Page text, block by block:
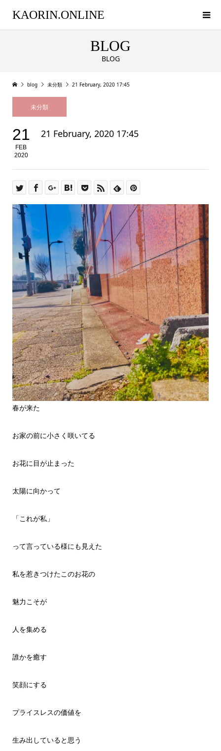
KAORIN.ONLINE
BLOG
BLOG
blog 未分類 21 February, 2020 17:45
未分類
21
FEB
2020
21 February, 2020 17:45
春が来た
お家の前に小さく咲いてる
お花に目が止まった
太陽に向かって
「これが私」
って言っている様にも見えた
私を惹きつけたこのお花の
魅力こそが
人を集める
誰かを癒す
笑顔にする
プライスレスの価値を
生み出していると思う